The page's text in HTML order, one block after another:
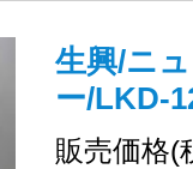
生興/ニ
ー/LKD-
販売価格(